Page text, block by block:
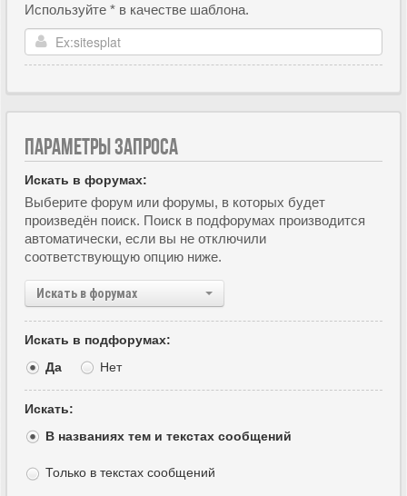
Используйте * в качестве шаблона.
ПАРАМЕТРЫ ЗАПРОСА
Искать в форумах:
Выберите форум или форумы, в которых будет
произведён поиск. Поиск в подфорумах производится
автоматически, если вы не отключили
соответствующую опцию ниже.
Искать в форумах
Искать в подфорумах:
Да
Нет
Искать:
В названиях тем и текстах сообщений
Только в текстах сообщений